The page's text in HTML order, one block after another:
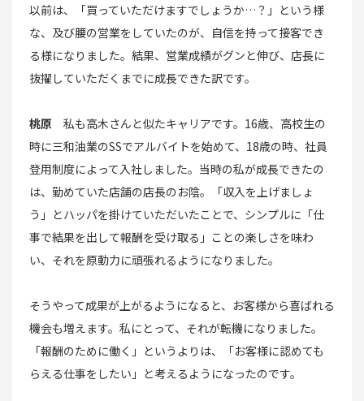
以前は、「買っていただけますでしょうか…？」という様
な、及び腰の営業をしていたのが、自信を持って接客でき
る様になりました。結果、営業成績がグンと伸び、店長に
抜擢していただくまでに成長できた訳です。
桃原 私も高木さんと似たキャリアです。16歳、高校生の
時に三和油業のSSでアルバイトを始めて、18歳の時、社員
登用制度によって入社しました。当時の私が成長できたの
は、勤めていた店舗の店長のお陰。「収入を上げましょ
う」とハッパを掛けていただいたことで、シンプルに「仕
事で結果を出して報酬を受け取る」ことの楽しさを味わ
い、それを原動力に頑張れるようになりました。
そうやって成果が上がるようになると、お客様から喜ばれる
機会も増えます。私にとって、それが転機になりました。
「報酬のために働く」というよりは、「お客様に認めても
らえる仕事をしたい」と考えるようになったのです。